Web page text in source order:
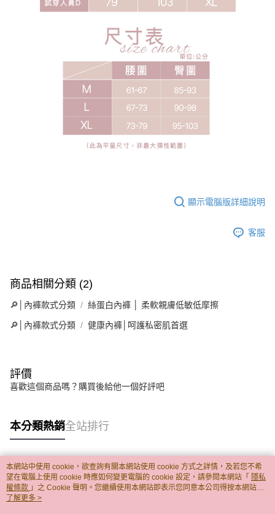
顯示電腦版詳細說明
客服
商品相關分類 (2)
🔎│內褲款式分類 絲蛋白內褲 │ 柔軟親膚低敏低摩擦
🔎│內褲款式分類 健康內褲│呵護私密肌首選
評價
喜歡這個商品嗎？購買後給他一個好評吧
本分類熱銷全站排行
熱門標籤
本網站中使用 cookie，欲查詢有關本網站使用 cookie 方式之詳情，及若您不希
望在電腦上使用 cookie 時應如何變更電腦的 cookie 設定，請參閱本網站「 隱私
權條款 」之 Cookie 聲明。您繼續使用本網站即表示您同意本公司得按本網站使
用條款之 Cookie 聲明使用 cookie。
了解更多 >